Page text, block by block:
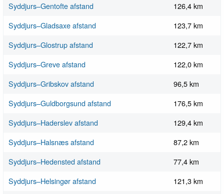
Syddjurs–Gentofte afstand
126,4 km
Syddjurs–Gladsaxe afstand
123,7 km
Syddjurs–Glostrup afstand
122,7 km
Syddjurs–Greve afstand
122,0 km
Syddjurs–Gribskov afstand
96,5 km
Syddjurs–Guldborgsund afstand
176,5 km
Syddjurs–Haderslev afstand
129,4 km
Syddjurs–Halsnæs afstand
87,2 km
Syddjurs–Hedensted afstand
77,4 km
Syddjurs–Helsingør afstand
121,3 km